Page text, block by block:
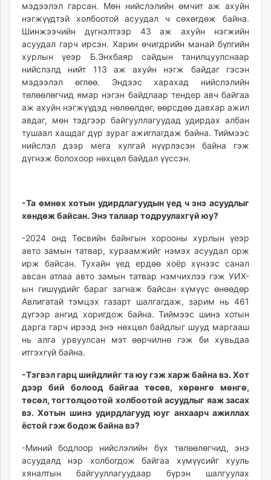
toim.mn
tac.mn
unread.today
мэдээлэл гарсан. Мөн нийслэлийн өмчит аж ахуйн
нэгжүүдтэй холбоотой асуудал ч сөхөгдөж байна.
Шинжээчийн дүгнэлтээр 43 аж ахуйн нэгжийн
асуудал гарч ирсэн. Харин өчигдрийн манай бүлгийн
хурлын үеэр Б.Энхбаяр сайдын танилцуулснаар
нийслэлд нийт 113 аж ахуйн нэгж байдаг гэсэн
мэдээлэл өглөө. Эндээс харахад нийслэлийн
төлөөлөгчид ямар нэгэн байдлаар тендер авч байгаа
аж ахуйн нэгжүүдэд нөлөөлдөг, өөрсдөө давхар ажил
авдаг, мөн тэдгээр байгууллагуудад удирдах албан
тушаал хашдаг дүр зураг ажиглагдаж байна. Тиймээс
нийслэл дээр мега хулгай нүүрлэсэн байна гэж
дүгнэж болохоор нөхцөл байдал үүссэн.
-Та өмнөх хотын удирдлагуудын үед ч энэ асуудлыг
хөндөж байсан. Энэ талаар тодруулахгүй юу?
-2024 онд Төсвийн байнгын хорооны хурлын үеэр
авто замын татвар, хураамжийг нэмэх асуудал орж
ирж байсан. Тухайн үед ердөө хоёр хүнээс санал
авсан атлаа авто замын татвар нэмчихлээ гэж УИХ-
ын гишүүдийг бараг загнаж байсан хүмүүс өнөөдөр
Авлигатай тэмцэх газарт шалгагдаж, зарим нь 461
дүгээр ангид хоригдож байна. Тиймээс шинэ хотын
дарга гарч ирээд энэ нөхцөл байдлыг шууд маргааш
нь алга урвуулсан мэт өөрчилнө гэж би хувьдаа
итгэхгүй байна.
-Тэгвэл гарц шийдлийг та юу гэж харж байна вэ. Хот
дээр бий болоод байгаа төсөв, хөрөнгө мөнгө,
төсөл, тогтолцоотой холбоотой асуудлыг яаж засах
вэ. Хотын шинэ удирдлагууд юуг анхаарч ажиллах
ёстой гэж бодож байна вэ?
-Миний бодлоор нийслэлийн бүх төлөөлөгчид, энэ
асуудалд нэр холбогдож байгаа хүмүүсийг хууль
хяналтын байгууллагуудаар бүрэн шалгуулах